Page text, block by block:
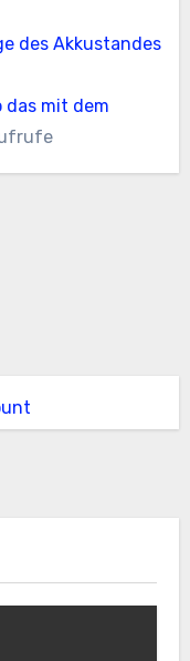
des Akkustandes
mit dem